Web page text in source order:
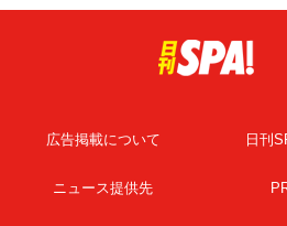
広告掲載について 日刊
ニュース提供先